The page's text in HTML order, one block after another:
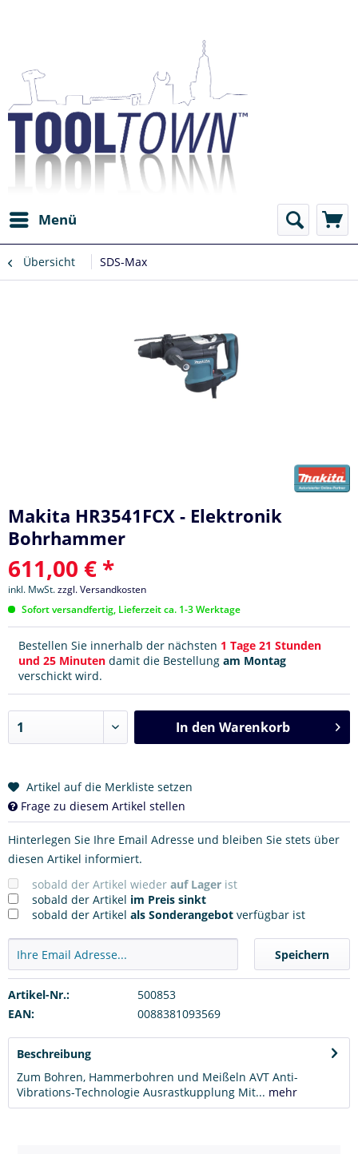
Menü
Übersicht SDS-Max
Makita HR3541FCX - Elektronik
Bohrhammer
611,00 € *
inkl. MwSt.zzgl. Versandkosten
Sofort versandfertig, Lieferzeit ca. 1-3 Werktage
Bestellen Sie innerhalb der nächsten 1 Tage 21 Stunden
und 25 Minuten damit die Bestellung am Montag
verschickt wird.
In den Warenkorb
Artikel auf die Merkliste setzen
Frage zu diesem Artikel stellen
Hinterlegen Sie Ihre Email Adresse und bleiben Sie stets über
diesen Artikel informiert.
sobald der Artikel wieder auf Lager ist
sobald der Artikel im Preis sinkt
sobald der Artikel als Sonderangebot verfügbar ist
Speichern
Artikel-Nr.:
500853
EAN:
0088381093569
Beschreibung
Zum Bohren, Hammerbohren und Meißeln AVT Anti-
Vibrations-Technologie Ausrastkupplung Mit... mehr